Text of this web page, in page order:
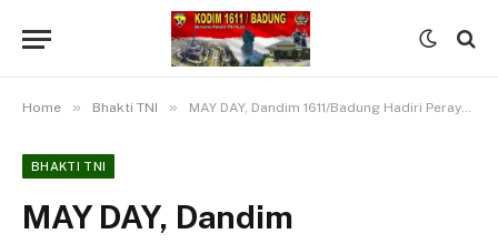
Home » Bhakti TNI » MAY DAY, Dandim 1611/Badung Hadiri Perayaan Hari Buruh Internasional 2023
BHAKTI TNI
MAY DAY, Dandim